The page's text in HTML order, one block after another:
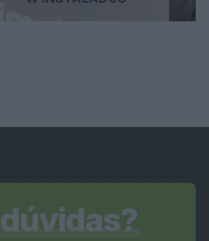
dúvidas?